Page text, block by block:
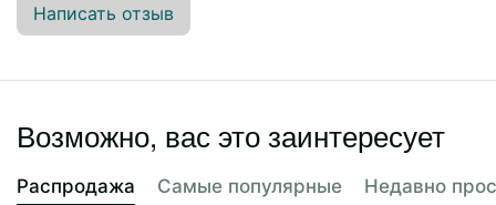
Написать отзыв
Возможно, вас это заинтересует
Распродажа Самые популярные Недавно